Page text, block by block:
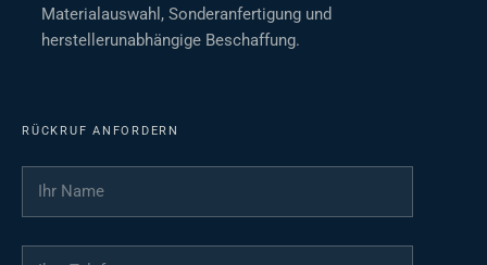
Materialauswahl, Sonderanfertigung und
herstellerunabhängige Beschaffung.
RÜCKRUF ANFORDERN
Ihr Name
Ihre Telefonnummer